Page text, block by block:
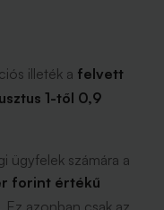
illeték a felvett
1-től 0,9
ügyfelek számára a
forint értékű
Ez azonban csak az